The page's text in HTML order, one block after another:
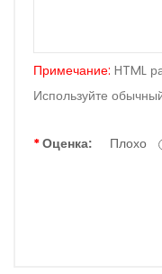
Примечание: HTML
Используйте
Оценка: Плохо